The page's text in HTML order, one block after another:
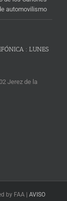
automovilismo
: LUNES
Jerez de la
by FAA | AVISO